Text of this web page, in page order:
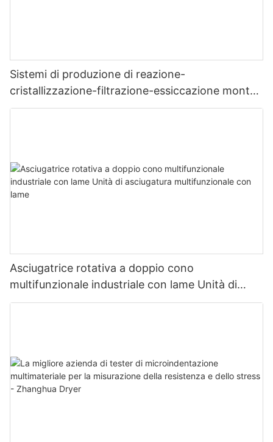
Sistemi di produzione di reazione-
cristallizzazione-filtrazione-essiccazione montati
su skid
Asciugatrice rotativa a doppio cono
multifunzionale industriale con lame Unità di
asciugatura multifunzionale con lame